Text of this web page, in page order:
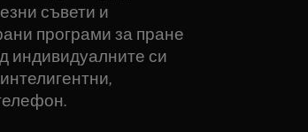
съвети и
програми за пране
индивидуалните си